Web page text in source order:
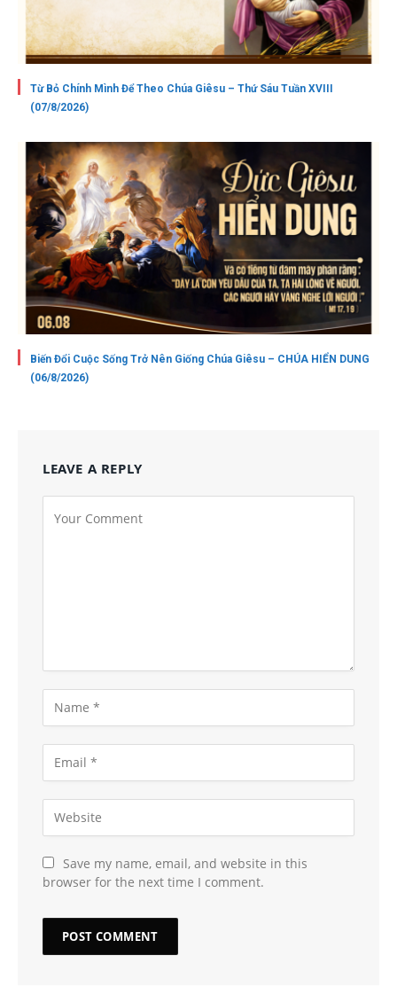
Từ Bỏ Chính Mình Để Theo Chúa Giêsu – Thứ Sáu Tuần XVIII
(07/8/2026)
Biến Đổi Cuộc Sống Trở Nên Giống Chúa Giêsu – CHÚA HIỂN DUNG
(06/8/2026)
LEAVE A REPLY
Save my name, email, and website in this
browser for the next time I comment.